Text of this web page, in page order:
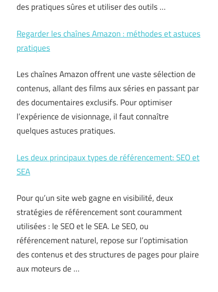
des pratiques sûres et utiliser des outils …
Regarder les chaînes Amazon : méthodes et astuces
pratiques
Les chaînes Amazon offrent une vaste sélection de
contenus, allant des films aux séries en passant par
des documentaires exclusifs. Pour optimiser
l’expérience de visionnage, il faut connaître
quelques astuces pratiques.
Les deux principaux types de référencement: SEO et
SEA
Pour qu’un site web gagne en visibilité, deux
stratégies de référencement sont couramment
utilisées : le SEO et le SEA. Le SEO, ou
référencement naturel, repose sur l’optimisation
des contenus et des structures de pages pour plaire
aux moteurs de …